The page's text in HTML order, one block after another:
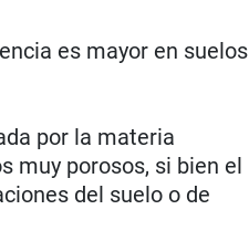
es mayor en suelos
por la materia
muy porosos, si bien el
del suelo o de